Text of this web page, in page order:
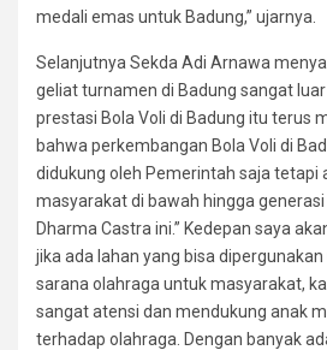
medali emas untuk Badung,” ujarnya.
Selanjutnya Sekda Adi Arnawa
geliat turnamen di Badung sangat
prestasi Bola Voli di Badung itu terus
bahwa perkembangan Bola Voli di
didukung oleh Pemerintah saja tetapi
masyarakat di bawah hingga generasi
Dharma Castra ini.” Kedepan saya
jika ada lahan yang bisa
sarana olahraga untuk masyarakat,
sangat atensi dan mendukung anak
terhadap olahraga. Dengan banyak